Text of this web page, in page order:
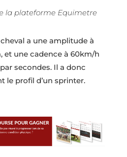
la plateforme Equimetre
a une amplitude à
et une cadence à 60km/h
secondes. Il a donc
le profil d’un sprinter.